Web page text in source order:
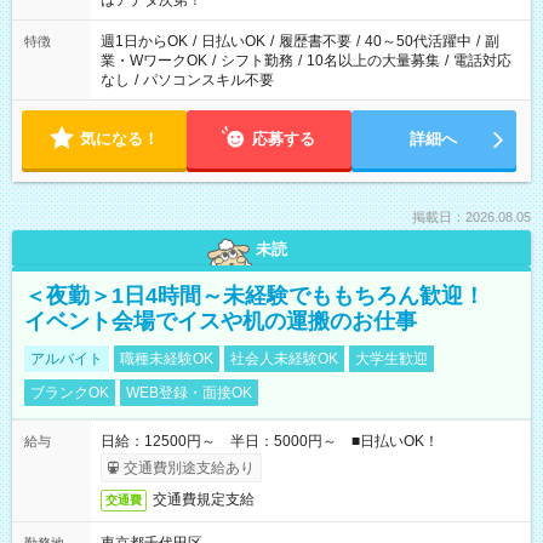
特徴 週1日からOK / 日払いOK / 履歴書不要 / 40～50代活躍中 / 副
業・WワークOK / シフト勤務 / 10名以上の大量募集 / 電話対応
なし / パソコンスキル不要
気になる！ 応募する 詳細へ
掲載日：2026.08.05
未読
＜夜勤＞1日4時間～未経験でももちろん歓迎！
イベント会場でイスや机の運搬のお仕事
アルバイト 職種未経験OK 社会人未経験OK
大学生歓迎
ブランクOK
WEB登録・面接OK
給与
日給：12500円～ 半日：5000円～ ■日払いOK！
交通費別途支給あり
交通費 交通費規定支給